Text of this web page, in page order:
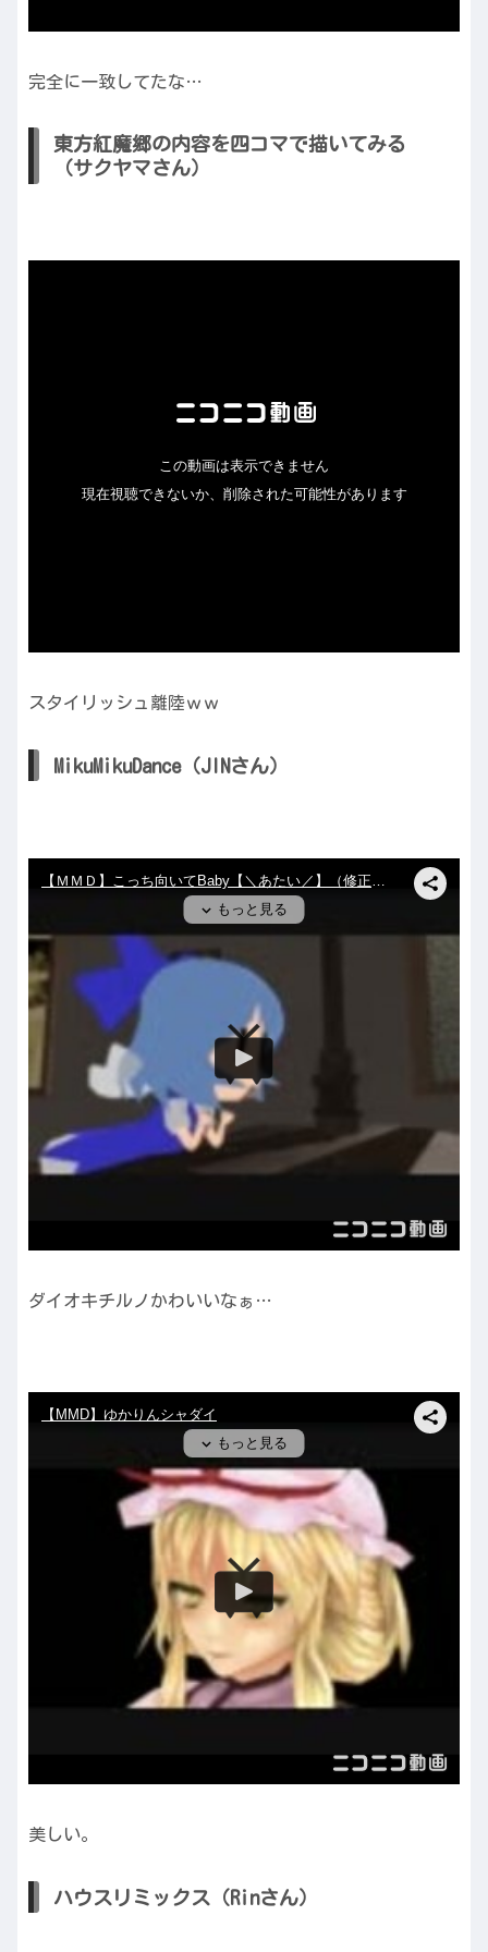
完全に一致してたな…
東方紅魔郷の内容を四コマで描いてみる
（サクヤマさん）
スタイリッシュ離陸ｗｗ
MikuMikuDance（JINさん）
ダイオキチルノかわいいなぁ…
美しい。
ハウスリミックス（Rinさん）